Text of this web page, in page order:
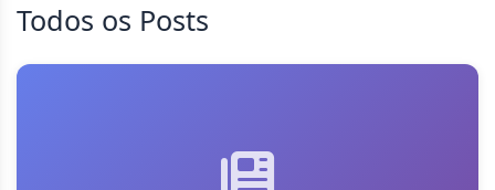
Todos os Posts